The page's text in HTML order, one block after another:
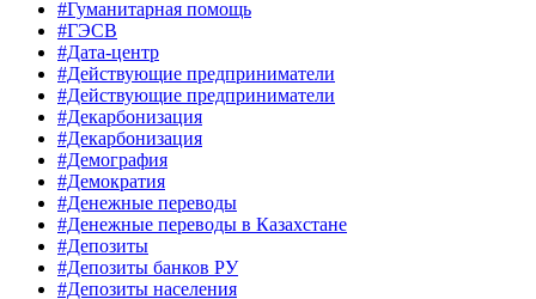
#Гуманитарная помощь
#ГЭСВ
#Дата-центр
#Действующие предприниматели
#Действующие предприниматели
#Декарбонизация
#Декарбонизация
#Демография
#Демократия
#Денежные переводы
#Денежные переводы в Казахстане
#Депозиты
#Депозиты банков РУ
#Депозиты населения